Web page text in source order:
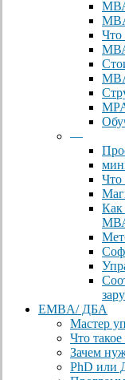
МВА
Что
—
Что
Как
EMBA/ ДБA
Мастер
Что
Зачем
PhD или